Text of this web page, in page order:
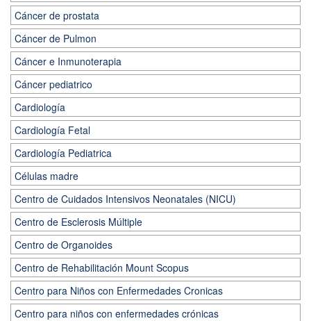
Cáncer de prostata
Cáncer de Pulmon
Cáncer e Inmunoterapia
Cáncer pediatrico
Cardiología
Cardiología Fetal
Cardiología Pediatrica
Células madre
Centro de Cuidados Intensivos Neonatales (NICU)
Centro de Esclerosis Múltiple
Centro de Organoides
Centro de Rehabilitación Mount Scopus
Centro para Niños con Enfermedades Cronicas
Centro para niños con enfermedades crónicas